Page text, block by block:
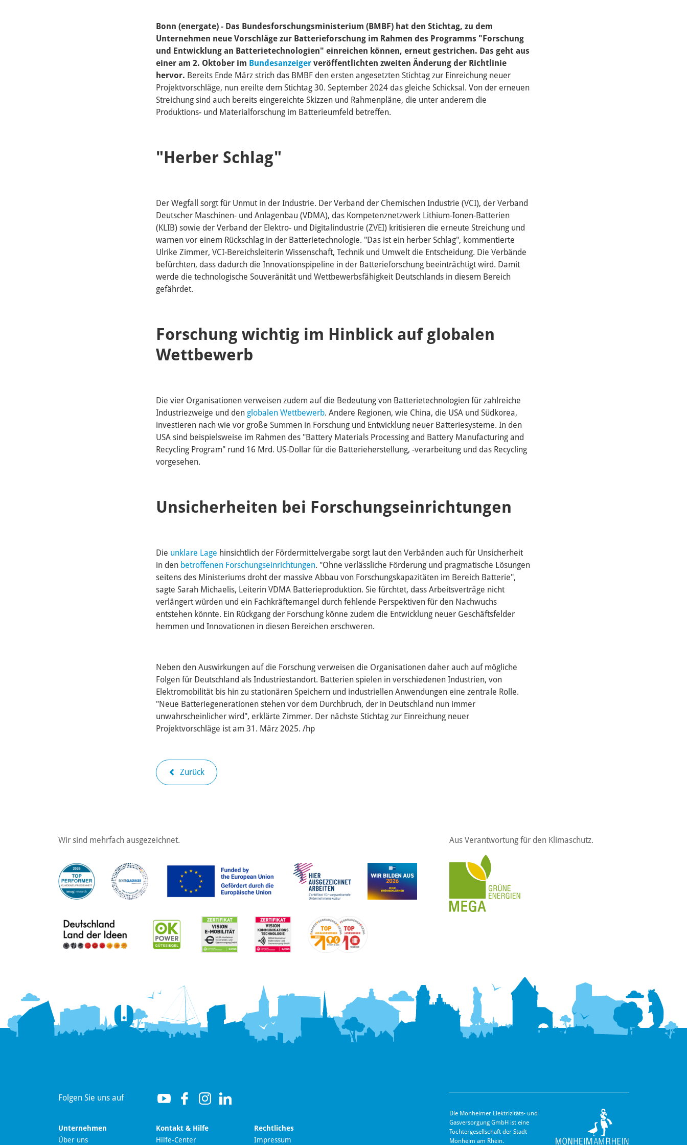
Bonn (energate) - Das Bundesforschungsministerium (BMBF) hat den Stichtag, zu dem
Unternehmen neue Vorschläge zur Batterieforschung im Rahmen des Programms "Forschung
und Entwicklung an Batterietechnologien" einreichen können, erneut gestrichen. Das geht aus
einer am 2. Oktober im Bundesanzeiger veröffentlichten zweiten Änderung der Richtlinie
hervor. Bereits Ende März strich das BMBF den ersten angesetzten Stichtag zur Einreichung neuer
Projektvorschläge, nun ereilte dem Stichtag 30. September 2024 das gleiche Schicksal. Von der erneuen
Streichung sind auch bereits eingereichte Skizzen und Rahmenpläne, die unter anderem die
Produktions- und Materialforschung im Batterieumfeld betreffen.
"Herber Schlag"
Der Wegfall sorgt für Unmut in der Industrie. Der Verband der Chemischen Industrie (VCI), der Verband
Deutscher Maschinen- und Anlagenbau (VDMA), das Kompetenznetzwerk Lithium-Ionen-Batterien
(KLIB) sowie der Verband der Elektro- und Digitalindustrie (ZVEI) kritisieren die erneute Streichung und
warnen vor einem Rückschlag in der Batterietechnologie. "Das ist ein herber Schlag", kommentierte
Ulrike Zimmer, VCI-Bereichsleiterin Wissenschaft, Technik und Umwelt die Entscheidung. Die Verbände
befürchten, dass dadurch die Innovationspipeline in der Batterieforschung beeinträchtigt wird. Damit
werde die technologische Souveränität und Wettbewerbsfähigkeit Deutschlands in diesem Bereich
gefährdet.
Forschung wichtig im Hinblick auf globalen
Wettbewerb
Die vier Organisationen verweisen zudem auf die Bedeutung von Batterietechnologien für zahlreiche
Industriezweige und den globalen Wettbewerb. Andere Regionen, wie China, die USA und Südkorea,
investieren nach wie vor große Summen in Forschung und Entwicklung neuer Batteriesysteme. In den
USA sind beispielsweise im Rahmen des "Battery Materials Processing and Battery Manufacturing and
Recycling Program" rund 16 Mrd. US-Dollar für die Batterieherstellung, -verarbeitung und das Recycling
vorgesehen.
Unsicherheiten bei Forschungseinrichtungen
Die unklare Lage hinsichtlich der Fördermittelvergabe sorgt laut den Verbänden auch für Unsicherheit
in den betroffenen Forschungseinrichtungen. "Ohne verlässliche Förderung und pragmatische Lösungen
seitens des Ministeriums droht der massive Abbau von Forschungskapazitäten im Bereich Batterie",
sagte Sarah Michaelis, Leiterin VDMA Batterieproduktion. Sie fürchtet, dass Arbeitsverträge nicht
verlängert würden und ein Fachkräftemangel durch fehlende Perspektiven für den Nachwuchs
entstehen könnte. Ein Rückgang der Forschung könne zudem die Entwicklung neuer Geschäftsfelder
hemmen und Innovationen in diesen Bereichen erschweren.
Neben den Auswirkungen auf die Forschung verweisen die Organisationen daher auch auf mögliche
Folgen für Deutschland als Industriestandort. Batterien spielen in verschiedenen Industrien, von
Elektromobilität bis hin zu stationären Speichern und industriellen Anwendungen eine zentrale Rolle.
"Neue Batteriegenerationen stehen vor dem Durchbruch, der in Deutschland nun immer
unwahrscheinlicher wird", erklärte Zimmer. Der nächste Stichtag zur Einreichung neuer
Projektvorschläge ist am 31. März 2025. /hp
Zurück
Wir sind mehrfach ausgezeichnet. Aus Verantwortung für den Klimaschutz.
Folgen Sie uns auf
Unternehmen
Über uns
Kontakt & Hilfe
Hilfe-Center
Rechtliches
Impressum
Die Monheimer Elektrizitäts- und
Gas­versorgung GmbH ist eine
Tochter­gesellschaft der Stadt
Monheim am Rhein.